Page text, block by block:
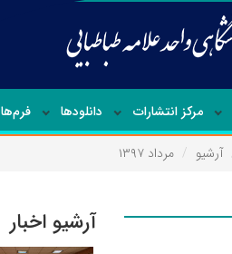
مرکز انتشارات دانلودها فرم‌ها
آرشیو مرداد ۱۳۹۷
آرشیو اخبار